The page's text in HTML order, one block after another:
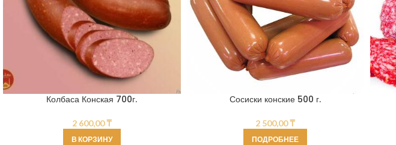
Колбаса Конская 700г.
2 600,00₸
В КОРЗИНУ
Сосиски конские 500 г.
2 500,00₸
ПОДРОБНЕЕ